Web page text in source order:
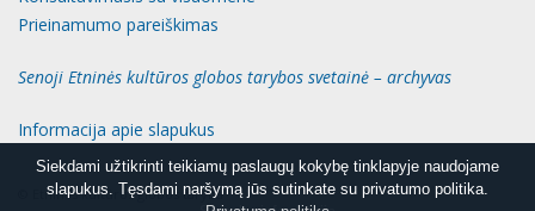
Siekdami užtikrinti teikiamų paslaugų kokybę tinklapyje naudojame
slapukus. Tęsdami naršymą jūs sutinkate su privatumo politika.
Siekdami užtikrinti teikiamų paslaugų kokybę tinklapyje naudojame
slapukus. Tęsdami naršymą jūs sutinkate su privatumo politika.
Prieinamumo pareiškimas
Senoji Etninės kultūros globos tarybos svetainė – archyvas
Informacija apie slapukus
© Etninės kultūros globos taryba